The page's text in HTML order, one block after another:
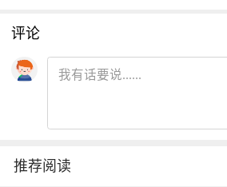
评论
推荐阅读